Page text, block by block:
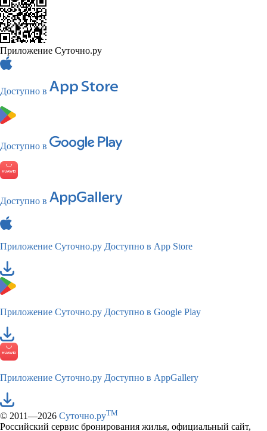
Приложение Суточно.ру
Доступно в
Доступно в
Доступно в
Приложение Суточно.ру Доступно в App Store
Приложение Суточно.ру Доступно в Google Play
Приложение Суточно.ру Доступно в AppGallery
© 2011—2026 Суточно.руTM
Российский сервис бронирования жилья, официальный сайт,